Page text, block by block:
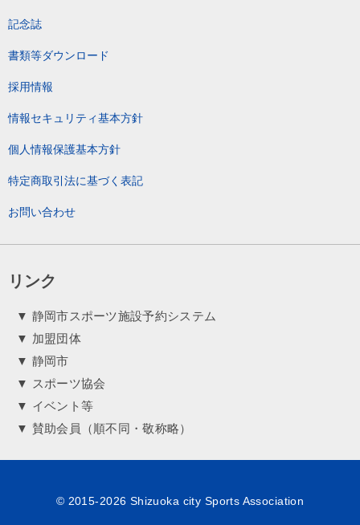
記念誌
書類等ダウンロード
採用情報
情報セキュリティ基本方針
個人情報保護基本方針
特定商取引法に基づく表記
お問い合わせ
リンク
▼ 静岡市スポーツ施設予約システム
▼ 加盟団体
▼ 静岡市
▼ スポーツ協会
▼ イベント等
▼ 賛助会員（順不同・敬称略）
© 2015-2026 Shizuoka city Sports Association